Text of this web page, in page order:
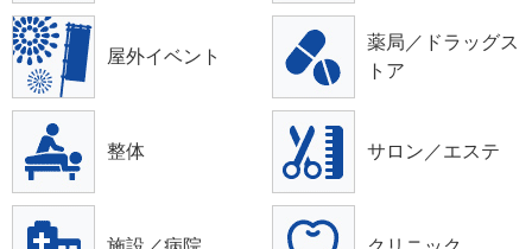
屋外イベント
薬局／ドラッグス
トア
整体 サロン／エステ